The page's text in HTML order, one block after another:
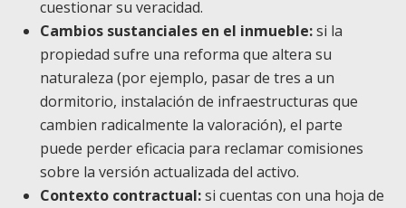
cuestionar su veracidad.
Cambios sustanciales en el inmueble:si la
propiedad sufre una reforma que altera su
naturaleza (por ejemplo, pasar de tres a un
dormitorio, instalación de infraestructuras que
cambien radicalmente la valoración), el parte
puede perder eficacia para reclamar comisiones
sobre la versión actualizada del activo.
Contexto contractual:si cuentas con una hoja de